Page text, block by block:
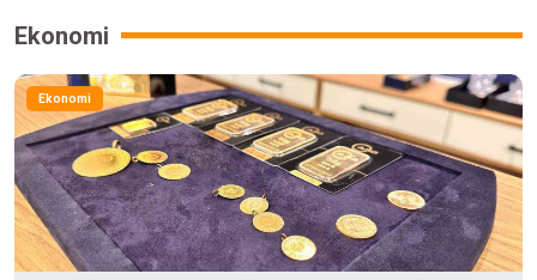
Ekonomi
Ekonomi